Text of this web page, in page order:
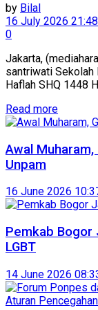
by Bilal
16 July 2026 21:48
0
Jakarta,
santriwati Sekolah
Haflah SHQ 1448
Read more
Awal Muharam,
Unpam
16 June 2026
Pemkab Bogor
LGBT
14 June 2026